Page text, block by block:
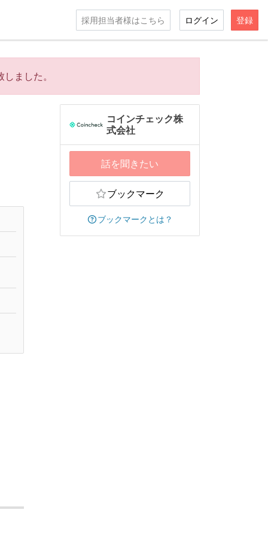
採用担当者様はこちら ログイン 登録
ました。
コインチェック株
式会社
話を聞きたい
ブックマーク
ブックマークとは？